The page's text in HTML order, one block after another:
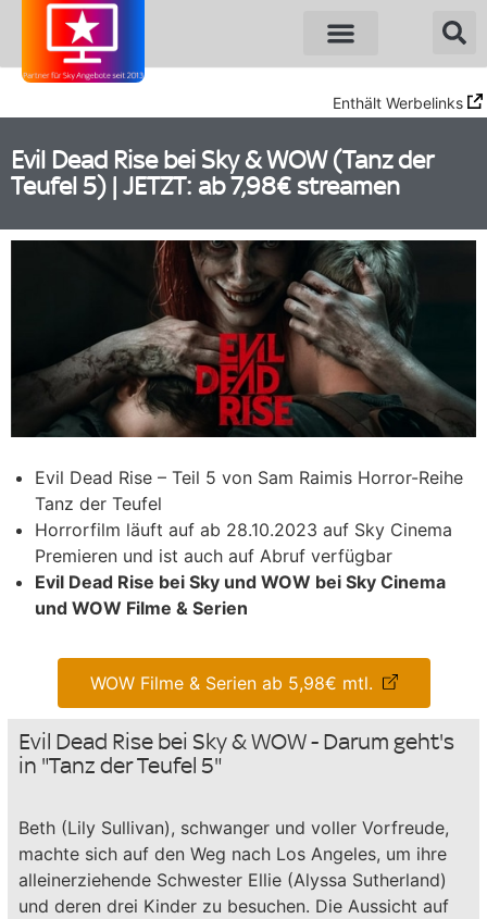
Enthält Werbelinks
Evil Dead Rise bei Sky & WOW (Tanz der
Teufel 5) | JETZT: ab 7,98€ streamen
Evil Dead Rise – Teil 5 von Sam Raimis Horror-Reihe
Tanz der Teufel
Horrorfilm läuft auf ab 28.10.2023 auf Sky Cinema
Premieren und ist auch auf Abruf verfügbar
Evil Dead Rise bei Sky und WOW bei Sky Cinema
und WOW Filme & Serien
WOW Filme & Serien ab 5,98€ mtl.
Evil Dead Rise bei Sky & WOW - Darum geht's
in "Tanz der Teufel 5"
Beth (Lily Sullivan), schwanger und voller Vorfreude,
machte sich auf den Weg nach Los Angeles, um ihre
alleinerziehende Schwester Ellie (Alyssa Sutherland)
und deren drei Kinder zu besuchen. Die Aussicht auf